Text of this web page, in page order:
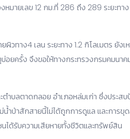
มายเลข 12 กม.ที่ 286 ถึง 289 ระยะทา
วทาง4 เลน ระยะทาง 1.2 กิโลเมตร ยังเ
บ่อยครั้ง จึงขอให้ทางกระทรวงกรมคมน
ำบลตาดกลอย อำเภอหล่มเก่า ซึ่งประส
ำป่าสักสายนี้ไม่ได้ถูกการดูแล และการขุ
ด้รับความเสียหายทั้งชีวิตและทรัพย์สิน